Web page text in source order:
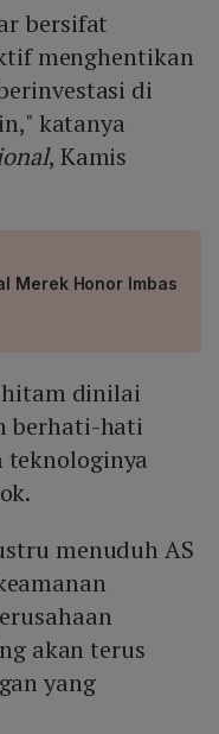
bersifat
menghentikan
di
katanya
, Kamis
Merek Honor Imbas
dinilai
berhati-hati
teknologinya
menuduh AS
akan terus
yang